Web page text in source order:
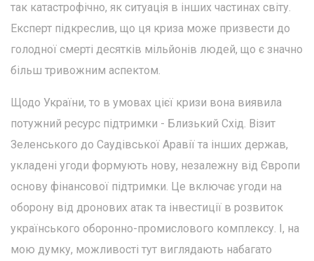
так катастрофічно, як ситуація в інших частинах світу.
Експерт підкреслив, що ця криза може призвести до
голодної смерті десятків мільйонів людей, що є значно
більш тривожним аспектом.
Щодо України, то в умовах цієї кризи вона виявила
потужний ресурс підтримки - Близький Схід. Візит
Зеленського до Саудівської Аравії та інших держав,
укладені угоди формують нову, незалежну від Європи
основу фінансової підтримки. Це включає угоди на
оборону від дронових атак та інвестиції в розвиток
українського оборонно-промислового комплексу. І, на
мою думку, можливості тут виглядають набагато